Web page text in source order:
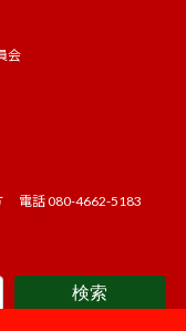
会
電話 080-4662-5183
検索